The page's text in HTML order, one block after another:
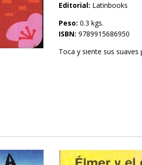
Editorial: Latinbooks
Peso: 0.3 kgs.
ISBN: 9789915686950
Toca y siente sus